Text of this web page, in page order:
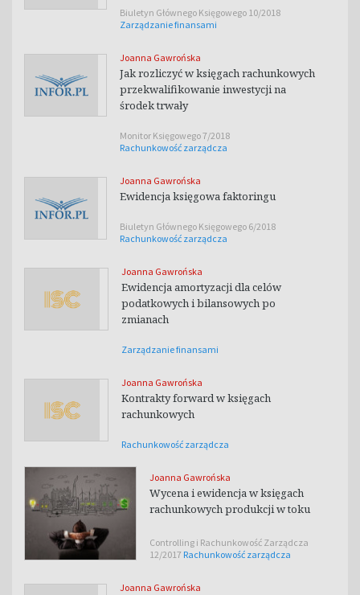
Biuletyn Głównego Księgowego 10/2018
Zarządzanie finansami
Joanna Gawrońska
Jak rozliczyć w księgach rachunkowych
przekwalifikowanie inwestycji na
środek trwały
Monitor Księgowego 7/2018
Rachunkowość zarządcza
Joanna Gawrońska
Ewidencja księgowa faktoringu
Biuletyn Głównego Księgowego 6/2018
Rachunkowość zarządcza
Joanna Gawrońska
Ewidencja amortyzacji dla celów
podatkowych i bilansowych po
zmianach
Zarządzanie finansami
Joanna Gawrońska
Kontrakty forward w księgach
rachunkowych
Rachunkowość zarządcza
Joanna Gawrońska
Wycena i ewidencja w księgach
rachunkowych produkcji w toku
Controlling i Rachunkowość Zarządcza
12/2017 Rachunkowość zarządcza
Joanna Gawrońska